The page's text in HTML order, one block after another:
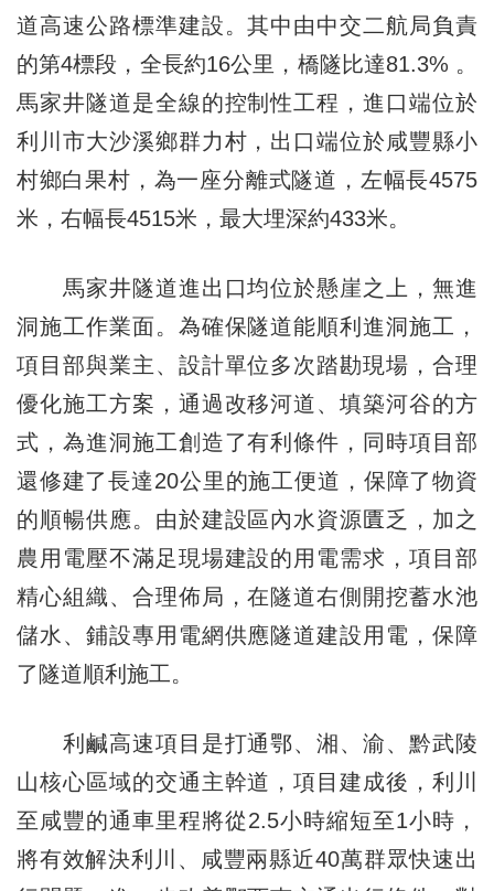
道高速公路標準建設。其中由中交二航局負責
的第4標段，全長約16公里，橋隧比達81.3% 。
馬家井隧道是全線的控制性工程，進口端位於
利川市大沙溪鄉群力村，出口端位於咸豐縣小
村鄉白果村，為一座分離式隧道，左幅長4575
米，右幅長4515米，最大埋深約433米。
馬家井隧道進出口均位於懸崖之上，無進
洞施工作業面。為確保隧道能順利進洞施工，
項目部與業主、設計單位多次踏勘現場，合理
優化施工方案，通過改移河道、填築河谷的方
式，為進洞施工創造了有利條件，同時項目部
還修建了長達20公里的施工便道，保障了物資
的順暢供應。由於建設區內水資源匱乏，加之
農用電壓不滿足現場建設的用電需求，項目部
精心組織、合理佈局，在隧道右側開挖蓄水池
儲水、鋪設專用電網供應隧道建設用電，保障
了隧道順利施工。
利鹹高速項目是打通鄂、湘、渝、黔武陵
山核心區域的交通主幹道，項目建成後，利川
至咸豐的通車里程將從2.5小時縮短至1小時，
將有效解決利川、咸豐兩縣近40萬群眾快速出